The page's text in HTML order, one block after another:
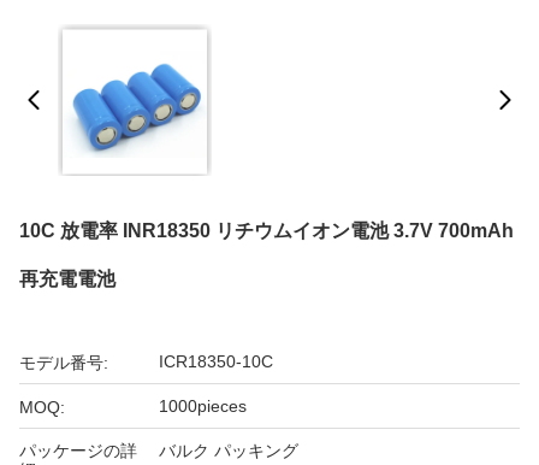
10C 放電率 INR18350 リチウムイオン電池 3.7V 700mAh
再充電電池
モデル番号: ICR18350-10C
MOQ: 1000pieces
パッケージの詳
バルク パッキング